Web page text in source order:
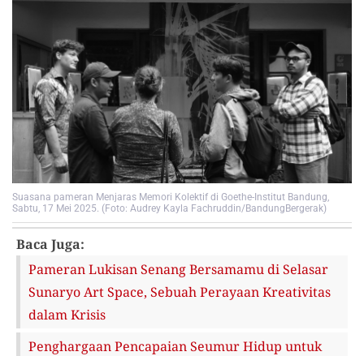
Suasana pameran Menjaras Memori Kolektif di Goethe-Institut Bandung,
Sabtu, 17 Mei 2025. (Foto: Audrey Kayla Fachruddin/BandungBergerak)
Baca Juga:
Pameran Lukisan Senang Bersamamu di Selasar
Sunaryo Art Space, Sebuah Perayaan Kreativitas
dalam Krisis
Penghargaan Pencapaian Seumur Hidup untuk